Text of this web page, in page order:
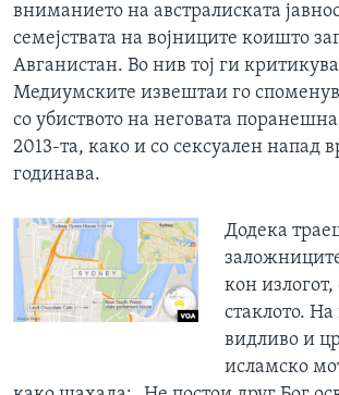
вниманието на австралиската
семејствата на војниците коишто
Авганистан. Во нив тој ги
Медиумските извештаи го
со убиството на неговата
2013-та, како и со сексуален напад
годинава.
Додека
кон излогот,
стаклото.
видливо и
исламско